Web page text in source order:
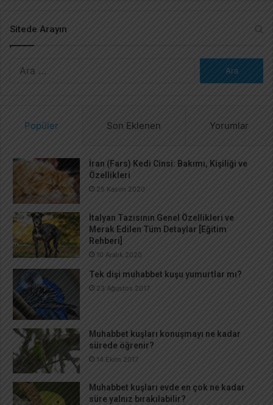
Sitede Arayın
Popüler Son Eklenen Yorumlar
İran (Fars) Kedi Cinsi: Bakımı, Kişiliği ve
Özellikleri
25 Kasım 2020
İtalyan Tazısının Genel Özellikleri ve
Merak Edilen Tüm Detaylar [Eğitim
Rehberi]
10 Aralık 2020
Tek dişi muhabbet kuşu yumurtlar mı?
23 Ağustos 2017
Muhabbet kuşları konuşmayı ne kadar
sürede öğrenir?
14 Ekim 2017
Muhabbet kuşları evde en çok ne kadar
süre yalnız bırakılabilir?